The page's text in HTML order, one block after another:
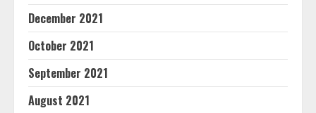
December 2021
October 2021
September 2021
August 2021